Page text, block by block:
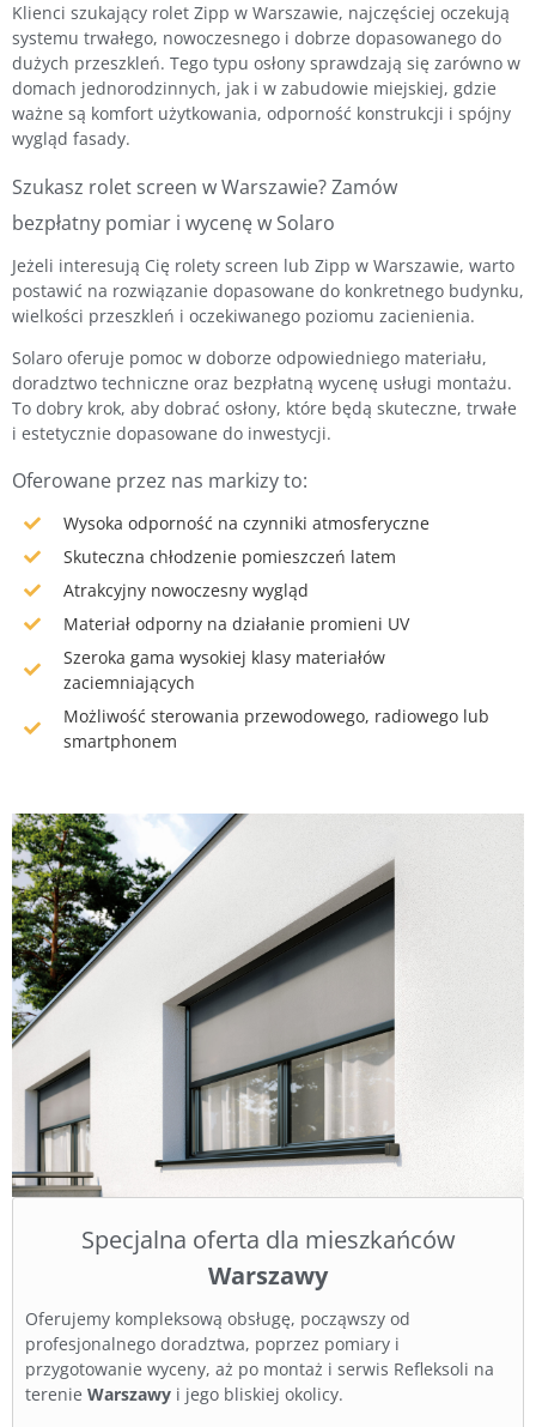
Klienci szukający rolet Zipp w Warszawie, najczęściej oczekują
systemu trwałego, nowoczesnego i dobrze dopasowanego do
dużych przeszkleń. Tego typu osłony sprawdzają się zarówno w
domach jednorodzinnych, jak i w zabudowie miejskiej, gdzie
ważne są komfort użytkowania, odporność konstrukcji i spójny
wygląd fasady.
Szukasz rolet screen w Warszawie? Zamów
bezpłatny pomiar i wycenę w Solaro
Jeżeli interesują Cię rolety screen lub Zipp w Warszawie, warto
postawić na rozwiązanie dopasowane do konkretnego budynku,
wielkości przeszkleń i oczekiwanego poziomu zacienienia.
Solaro oferuje pomoc w doborze odpowiedniego materiału,
doradztwo techniczne oraz bezpłatną wycenę usługi montażu.
To dobry krok, aby dobrać osłony, które będą skuteczne, trwałe
i estetycznie dopasowane do inwestycji.
Oferowane przez nas markizy to:
Wysoka odporność na czynniki atmosferyczne
Skuteczna chłodzenie pomieszczeń latem
Atrakcyjny nowoczesny wygląd
Materiał odporny na działanie promieni UV
Szeroka gama wysokiej klasy materiałów
zaciemniających
Możliwość sterowania przewodowego, radiowego lub
smartphonem
Specjalna oferta dla mieszkańców
Warszawy
Oferujemy kompleksową obsługę, począwszy od
profesjonalnego doradztwa, poprzez pomiary i
przygotowanie wyceny, aż po montaż i serwis Refleksoli na
terenie Warszawy i jego bliskiej okolicy.